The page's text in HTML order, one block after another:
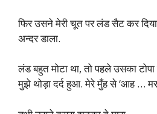
फिर उसने मेरी चूत पर लंड सैट कर
अन्दर डाला.
लंड बहुत मोटा था, तो पहले उसका टोपा
मुझे थोड़ा दर्द हुआ. मेरे मुँह से ‘आह …